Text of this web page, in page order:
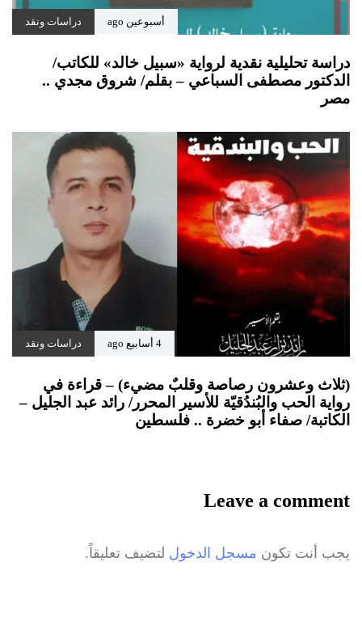
أسبوعين ago دراسات ونقد
دراسة تحليلية نقدية لرواية «سبيل خالد» للكاتب/
الدكتور مصطفى السباعي – بقلم/ شروق مجدي ..
مصر
4 أسابيع ago دراسات ونقد
(ثلاث وعشرون رصاصة وقلبٌ مضيء) – قراءة في
رواية الحب والبُندُقيّة للأسير المحرر/ رائد عبد الجليل –
الكاتبة/ صفاء أبو خضرة .. فلسطين
Leave a comment
يجب أنت تكون مسجل الدخول لتضيف تعليقاً.